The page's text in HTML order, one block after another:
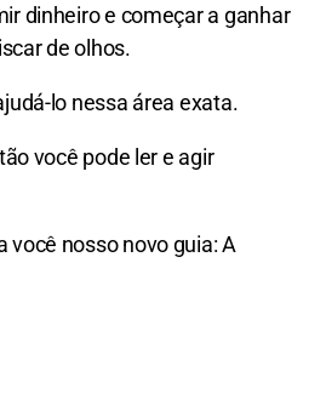
dinheiro e começar a ganhar
de olhos.
lo nessa área exata.
você pode ler e agir
você nosso novo guia: A